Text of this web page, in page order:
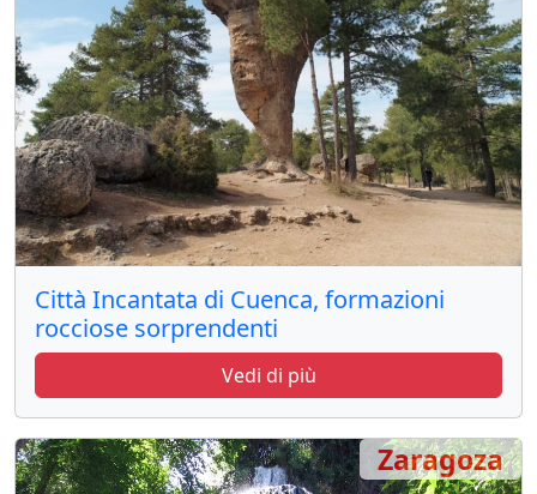
Città Incantata di Cuenca, formazioni
rocciose sorprendenti
Vedi di più
Zaragoza